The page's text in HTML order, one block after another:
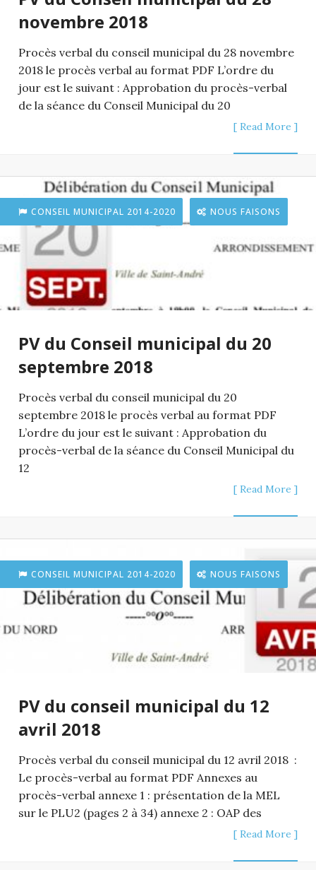
novembre 2018
Procès verbal du conseil municipal du 28 novembre
2018 le procès verbal au format PDF L’ordre du
jour est le suivant : Approbation du procès-verbal
de la séance du Conseil Municipal du 20
[ Read More ]
CONSEIL MUNICIPAL 2014-2020 NOUS FAISONS
PV du Conseil municipal du 20
septembre 2018
Procès verbal du conseil municipal du 20
septembre 2018 le procès verbal au format PDF
L’ordre du jour est le suivant : Approbation du
procès-verbal de la séance du Conseil Municipal du
12
[ Read More ]
CONSEIL MUNICIPAL 2014-2020 NOUS FAISONS
PV du conseil municipal du 12
avril 2018
Procès verbal du conseil municipal du 12 avril 2018 :
Le procès-verbal au format PDF Annexes au
procès-verbal annexe 1 : présentation de la MEL
sur le PLU2 (pages 2 à 34) annexe 2 : OAP des
[ Read More ]